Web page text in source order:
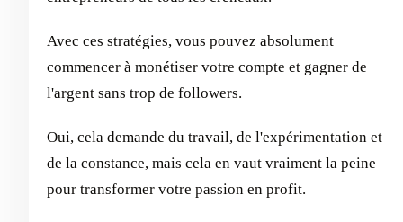
Avec ces stratégies, vous pouvez absolument
commencer à monétiser votre compte et gagner de
l'argent sans trop de followers.
Oui, cela demande du travail, de l'expérimentation et
de la constance, mais cela en vaut vraiment la peine
pour transformer votre passion en profit.